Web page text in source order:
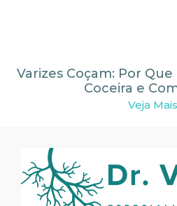
Varizes Coçam: Por Que
Coceira e
Veja